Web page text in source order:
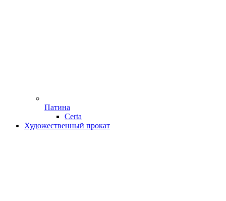
Патина
Certa
Художественный прокат